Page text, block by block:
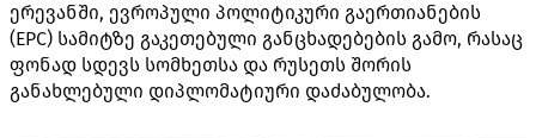
ერევანში, ევროპული პოლიტიკური გაერთიანების
(EPC) სამიტზე გაკეთებული განცხადებების გამო, რასაც
ფონად სდევს სომხეთსა და რუსეთს შორის
განახლებული დიპლომატიური დაძაბულობა.